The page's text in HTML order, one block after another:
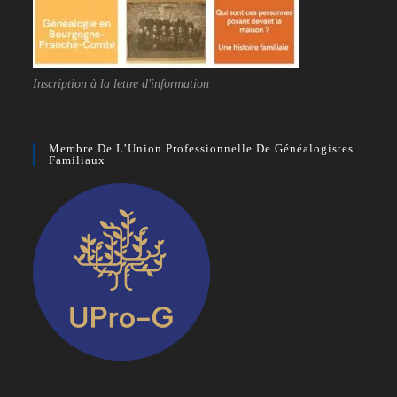
Inscription à la lettre d'information
Membre De L’Union Professionnelle De Généalogistes
Familiaux